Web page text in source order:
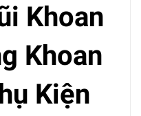
Khoan
Khoan
Kiện